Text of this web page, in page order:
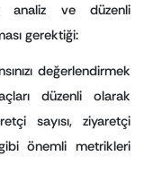
analiz ve düzenli
gerektiği:
değerlendirmek
düzenli olarak
sayısı, ziyaretçi
önemli metrikleri